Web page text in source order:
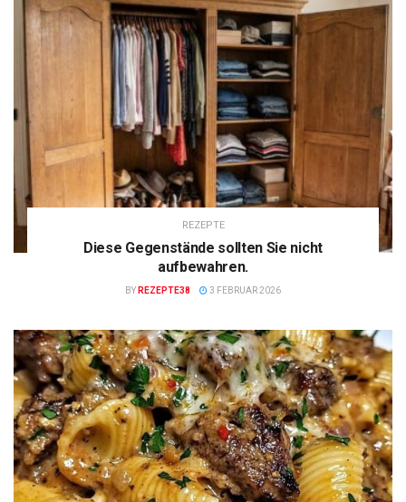
REZEPTE
Diese Gegenstände sollten Sie nicht
aufbewahren.
BY REZEPTE38 3 FEBRUAR 2026